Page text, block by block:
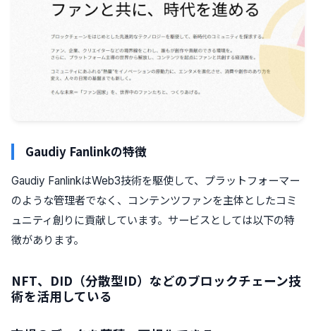
Gaudiy Fanlinkの特徴
Gaudiy FanlinkはWeb3技術を駆使して、プラットフォーマー
のような管理者でなく、コンテンツファンを主体としたコミ
ュニティ創りに貢献しています。サービスとしては以下の特
徴があります。
NFT、DID（分散型ID）などのブロックチェーン技
術を活用している